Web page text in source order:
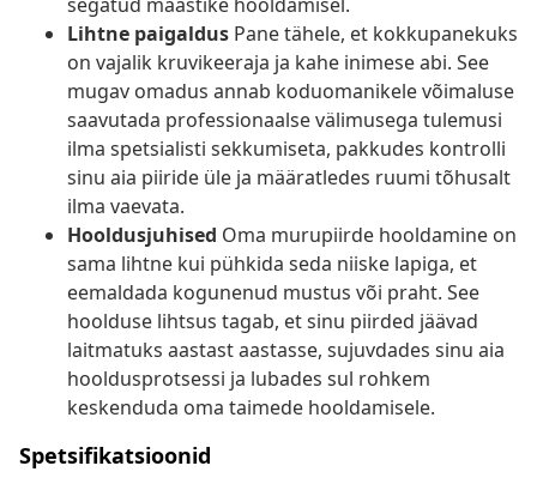
Lihtne paigaldus Pane tähele, et kokkupanekuks
on vajalik kruvikeeraja ja kahe inimese abi. See
mugav omadus annab koduomanikele võimaluse
saavutada professionaalse välimusega tulemusi
ilma spetsialisti sekkumiseta, pakkudes kontrolli
sinu aia piiride üle ja määratledes ruumi tõhusalt
ilma vaevata.
Hooldusjuhised Oma murupiirde hooldamine on
sama lihtne kui pühkida seda niiske lapiga, et
eemaldada kogunenud mustus või praht. See
hoolduse lihtsus tagab, et sinu piirded jäävad
laitmatuks aastast aastasse, sujuvdades sinu aia
hooldusprotsessi ja lubades sul rohkem
keskenduda oma taimede hooldamisele.
Spetsifikatsioonid